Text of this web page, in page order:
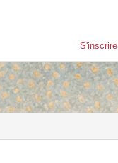
S'inscrire